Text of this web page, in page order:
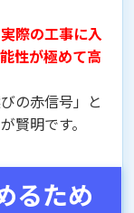
際の工事に入
性が極めて高
の赤信号」と
賢明です。
るため